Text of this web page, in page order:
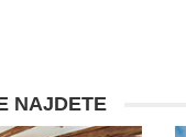
NAJDETE